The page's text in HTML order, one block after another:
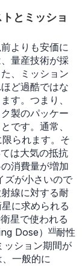
とミッショ
よりも安価に
量産技術が採
、ミッション
ど過酷ではな
す。つまり、
製のパッケー
です。通常、
られます。そ
は大気の抵抗
消費量が増加
ズが小さいので
線に対する耐
に求められる
星で使われる
Dose）
vii耐性
ッション期間が
一般的に